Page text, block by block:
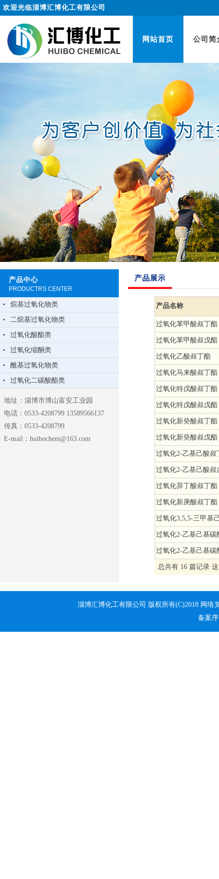
欢迎光临淄博汇博化工有限公司
网站首页 公司简
产品中心
PRODUCTRS CENTER
• 烷基过氧化物类
• 二烷基过氧化物类
• 过氧化酸酯类
• 过氧化缩酮类
• 酰基过氧化物类
• 过氧化二碳酸酯类
地址：淄博市博山富安工业园
电话：0533-4208799 13589566137
传真：0533-4208799
E-mail：huibochem@163.com
产品展示
产品名称
过氧化苯甲酸叔丁酯
过氧化苯甲酸叔戊酯
过氧化乙酸叔丁酯
过氧化马来酸叔丁酯
过氧化特戊酸叔丁酯
过氧化特戊酸叔戊酯
过氧化新癸酸叔丁酯
过氧化新癸酸叔戊酯
过氧化2-乙基己酸叔
过氧化2-乙基己酸叔
过氧化异丁酸叔丁酯
过氧化新庚酸叔丁酯
过氧化3,5,5-三甲基
过氧化2-乙基己基碳
过氧化2-乙基己基碳
总共有 16 篇记录
淄博汇博化工有限公司 版权所有(C)2018 网络
备案